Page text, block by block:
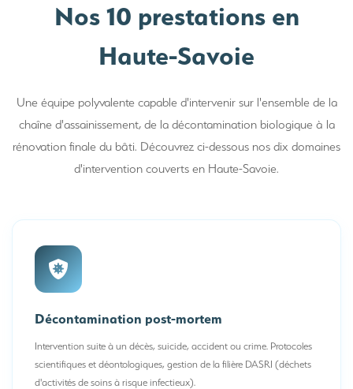
Nos 10 prestations en
Haute-Savoie
Une équipe polyvalente capable d'intervenir sur l'ensemble de la
chaîne d'assainissement, de la décontamination biologique à la
rénovation finale du bâti. Découvrez ci-dessous nos dix domaines
d'intervention couverts en Haute-Savoie.
Décontamination post-mortem
Intervention suite à un décès, suicide, accident ou crime. Protocoles
scientifiques et déontologiques, gestion de la filière DASRI (déchets
d'activités de soins à risque infectieux).